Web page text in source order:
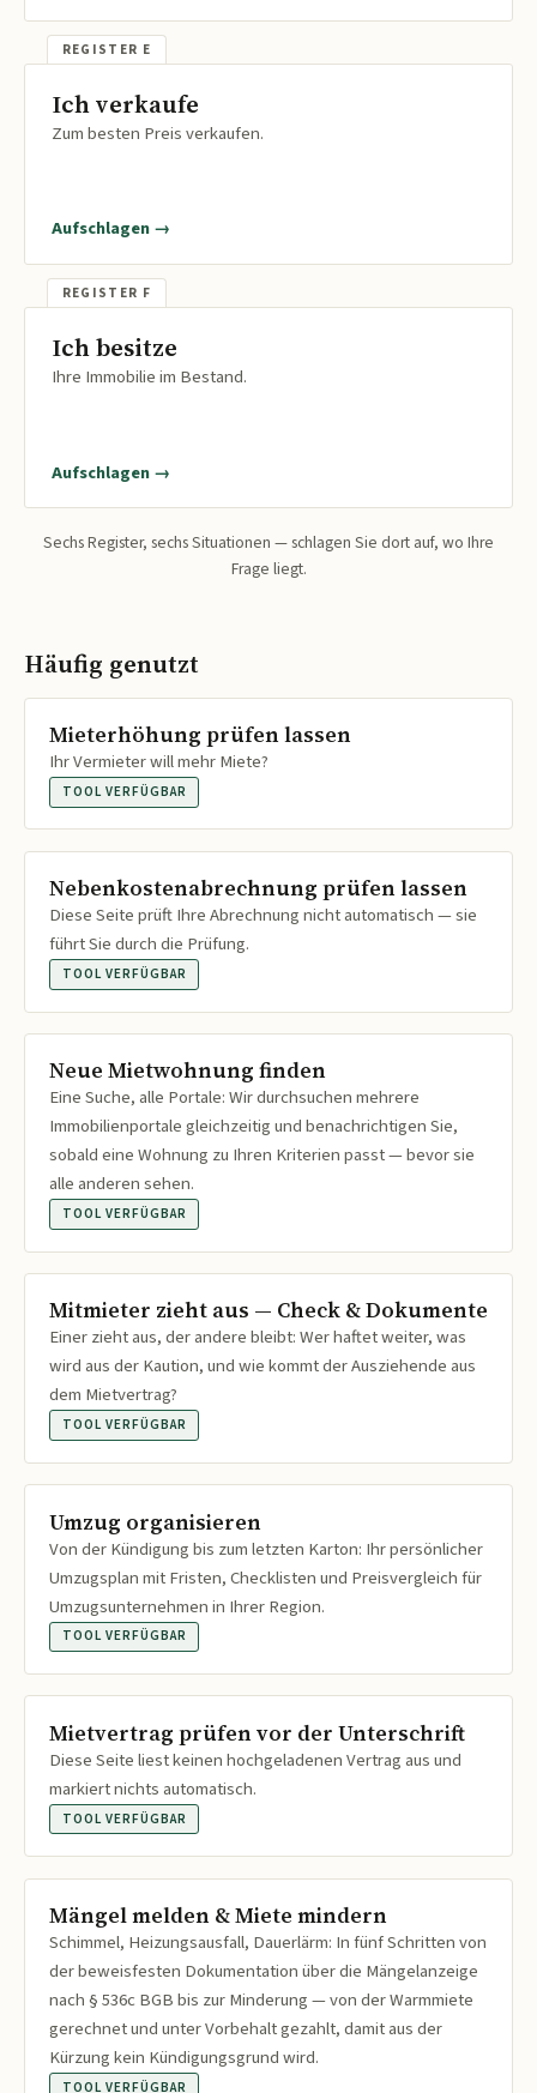
Ich verkaufe
Zum besten Preis verkaufen.
Aufschlagen →
Ich besitze
Ihre Immobilie im Bestand.
Aufschlagen →
Sechs Register, sechs Situationen — schlagen Sie dort auf, wo Ihre
Frage liegt.
Häufig genutzt
Mieterhöhung prüfen lassen
Ihr Vermieter will mehr Miete?
TOOL VERFÜGBAR
Nebenkostenabrechnung prüfen lassen
Diese Seite prüft Ihre Abrechnung nicht automatisch — sie
führt Sie durch die Prüfung.
TOOL VERFÜGBAR
Neue Mietwohnung finden
Eine Suche, alle Portale: Wir durchsuchen mehrere
Immobilienportale gleichzeitig und benachrichtigen Sie,
sobald eine Wohnung zu Ihren Kriterien passt — bevor sie
alle anderen sehen.
TOOL VERFÜGBAR
Mitmieter zieht aus — Check & Dokumente
Einer zieht aus, der andere bleibt: Wer haftet weiter, was
wird aus der Kaution, und wie kommt der Ausziehende aus
dem Mietvertrag?
TOOL VERFÜGBAR
Umzug organisieren
Von der Kündigung bis zum letzten Karton: Ihr persönlicher
Umzugsplan mit Fristen, Checklisten und Preisvergleich für
Umzugsunternehmen in Ihrer Region.
TOOL VERFÜGBAR
Mietvertrag prüfen vor der Unterschrift
Diese Seite liest keinen hochgeladenen Vertrag aus und
markiert nichts automatisch.
TOOL VERFÜGBAR
Mängel melden & Miete mindern
Schimmel, Heizungsausfall, Dauerlärm: In fünf Schritten von
der beweisfesten Dokumentation über die Mängelanzeige
nach § 536c BGB bis zur Minderung — von der Warmmiete
gerechnet und unter Vorbehalt gezahlt, damit aus der
Kürzung kein Kündigungsgrund wird.
TOOL VERFÜGBAR